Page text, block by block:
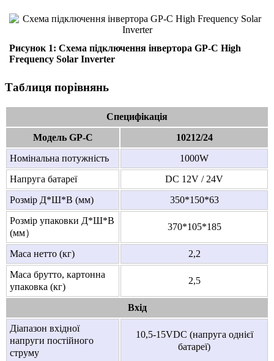
Рисунок 1: Схема підключення інвертора GP-C High
Frequency Solar Inverter
Таблиця порівнянь
Специфікація
Модель GP-C
10212/24
Номінальна потужність
1000W
Напруга батареї
DC 12V / 24V
Розмір Д*Ш*В (мм)
350*150*63
Розмір упаковки Д*Ш*В
(мм）
370*105*185
Маса нетто (кг)
2,2
Маса брутто, картонна
упаковка (кг)
2,5
Вхід
Діапазон вхідної
напруги постійного
струму
10,5-15VDC (напруга однієї
батареї)